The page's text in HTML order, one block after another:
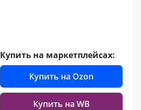
Купить на маркетплейсах:
Купить на Ozon
Купить на WB